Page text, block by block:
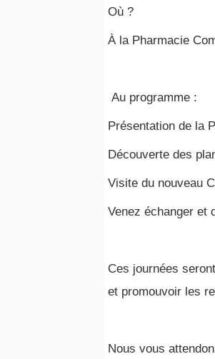
Où ?
À la Pharmacie
Au programme :
Présentation de la
Découverte des
Visite du nouveau
Venez échanger et
Ces journées
et promouvoir les
Nous vous